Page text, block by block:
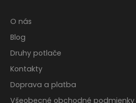
O nás
Blog
Druhy potlače
Kontakty
Doprava a platba
Všeobecné obchodné podmienky